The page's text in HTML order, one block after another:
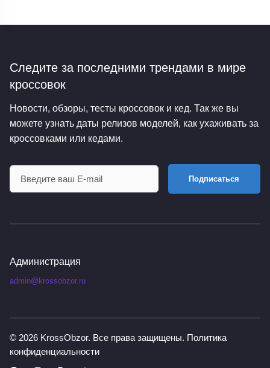
Следите за последними трендами в мире
кроссовок
Новости, обзоры, тесты кроссовок и кед. Так же вы
можете узнать даты релизов моделей, как ухаживать за
кроссовками или кедами.
Подписаться
Администрация
admin@krossobzor.ru
© 2026 KrossObzor. Все права защищены. Политика
конфиденциальности